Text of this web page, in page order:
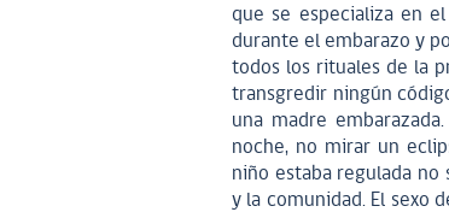
que se especializa en
durante el embarazo y
todos los rituales de la
transgredir ningún
una madre
noche, no mirar un
niño estaba regulada no
y la comunidad. El sexo